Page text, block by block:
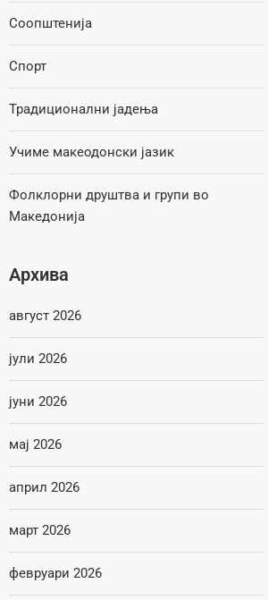
Соопштенија
Спорт
Традиционални јадења
Учиме макеодонски јазик
Фолклорни друштва и групи во
Македонија
Архива
август 2026
јули 2026
јуни 2026
мај 2026
април 2026
март 2026
февруари 2026